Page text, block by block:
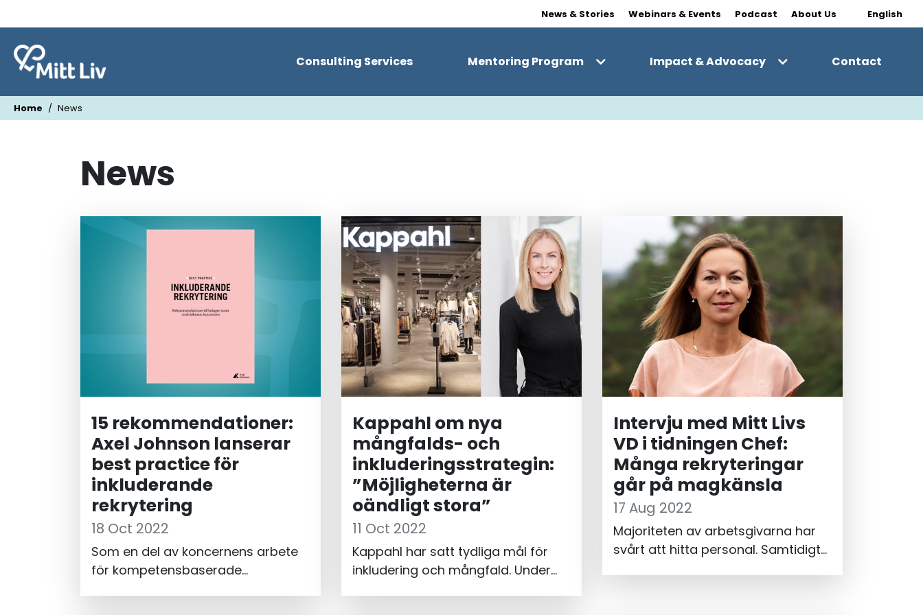
News & Stories Webinars & Events Podcast About Us English
Consulting Services Mentoring Program Impact & Advocacy Contact
Home News
News
15 rekommendationer:
Axel Johnson lanserar
best practice för
inkluderande
rekrytering
18 Oct 2022
Som en del av koncernens arbete
för kompetensbaserade
Kappahl om nya
mångfalds- och
inkluderingsstrategin:
”Möjligheterna är
oändligt stora”
11 Oct 2022
Kappahl har satt tydliga mål för
inkludering och mångfald. Under
Intervju med Mitt Livs
VD i tidningen Chef:
Många rekryteringar
går på magkänsla
17 Aug 2022
Majoriteten av arbetsgivarna har
svårt att hitta personal. Samtidigt